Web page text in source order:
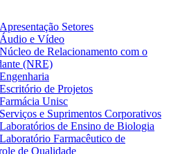
Apresentação Setores
Áudio e Vídeo
Núcleo de Relacionamento com o
(NRE)
Engenharia
Escritório de Projetos
Farmácia Unisc
Serviços e Suprimentos Corporativos
Laboratórios de Ensino de Biologia
Laboratório Farmacêutico de
de Qualidade